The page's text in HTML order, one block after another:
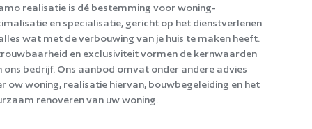
realisatie is dé bestemming voor woning-
en specialisatie, gericht op het dienstverlenen
wat met de verbouwing van je huis te maken heeft.
en exclusiviteit vormen de kernwaarden
ons bedrijf. Ons aanbod omvat onder andere advies
ow woning, realisatie hiervan, bouwbegeleiding en het
renoveren van uw woning.